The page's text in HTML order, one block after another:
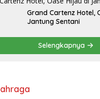
Grand Cartenz Hotel,
Jantung Sentani
Selengkapnya